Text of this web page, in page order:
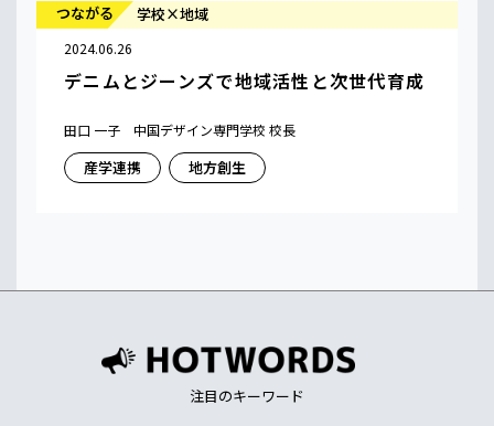
つながる 学校×地域
2024.06.26
デニムとジーンズで地域活性と次世代育成
田口 一子 中国デザイン専門学校 校長
産学連携 地方創生
注目のキーワード